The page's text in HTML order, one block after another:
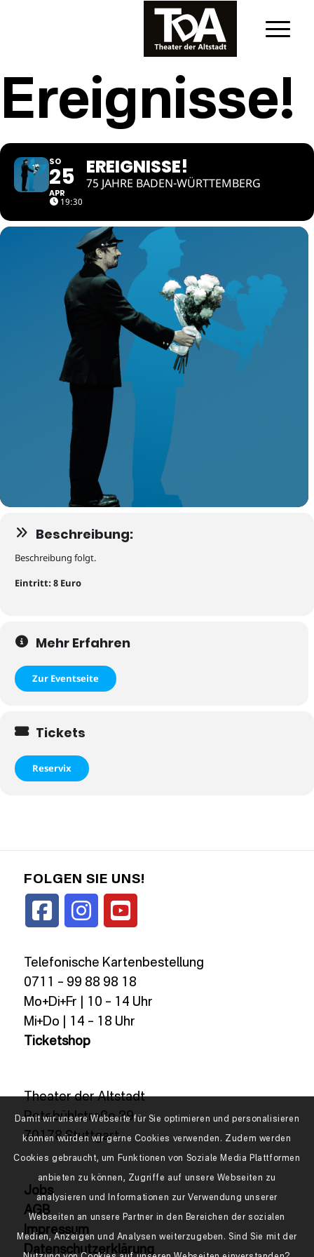
Ereignisse!
SO
25
APR
19:30
EREIGNISSE!
75 JAHRE BADEN-WÜRTTEMBERG
Beschreibung:
Beschreibung folgt.
Eintritt: 8 Euro
Mehr Erfahren
Zur Eventseite
Tickets
Reservix
FOLGEN SIE UNS!
Telefonische Kartenbestellung
0711 – 99 88 98 18
Mo+Di+Fr | 10 – 14 Uhr
Mi+Do | 14 – 18 Uhr
Ticketshop
Theater der Altstadt
Rotebühlstraße 89
70178 Stuttgart
Jobs
AGB
Impressum
Datenschutzerklärung
Damit wir unsere Webseite für Sie optimieren und personalisieren
können würden wir gerne Cookies verwenden. Zudem werden
Cookies gebraucht, um Funktionen von Soziale Media Plattformen
anbieten zu können, Zugriffe auf unsere Webseiten zu
analysieren und Informationen zur Verwendung unserer
Webseiten an unsere Partner in den Bereichen der sozialen
Medien, Anzeigen und Analysen weiterzugeben. Sind Sie mit der